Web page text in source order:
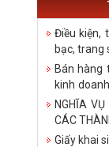
Điều kiện,
bạc, trang
Bán hàng
kinh
năm 2021
NGHĨA
CÁC
Giấy khai